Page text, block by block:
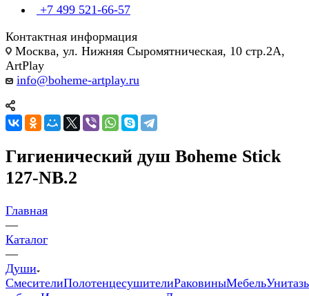
+7 499 521-66-57
Контактная информация
Москва, ул. Нижняя Сыромятническая, 10 стр.2А,
ArtPlay
info@boheme-artplay.ru
Гигиенический душ Boheme Stick
127-NB.2
Главная
—
Каталог
—
Души
СмесителиПолотенцесушителиРаковиныМебель